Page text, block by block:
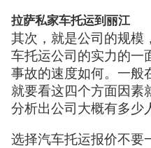
拉萨私家车托运到丽江
其次，就是公司的规模
车托运公司的实力的一
事故的速度如何。一般
就要看这四个方面因素
分析出公司大概有多少
选择汽车托运报价不要